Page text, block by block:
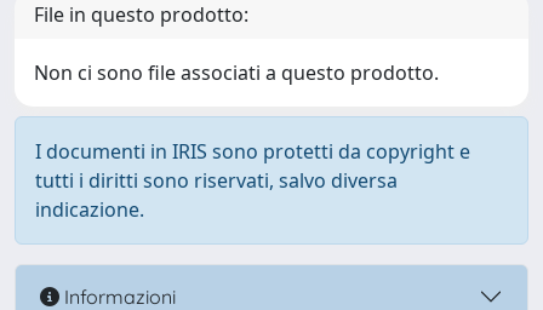
File in questo prodotto:
Non ci sono file associati a questo prodotto.
I documenti in IRIS sono protetti da copyright e
tutti i diritti sono riservati, salvo diversa
indicazione.
Informazioni